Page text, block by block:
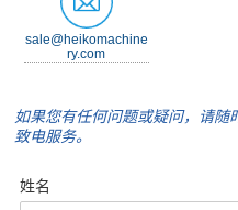
sale@heikomachine
ry.com
如果您有任何问题或疑问，请
致电服务。
姓名